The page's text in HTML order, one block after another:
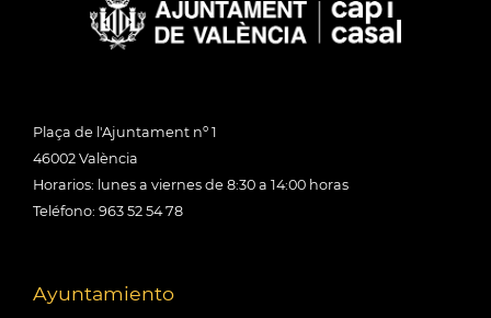
Plaça de l'Ajuntament nº 1
46002 València
Horarios: lunes a viernes de 8:30 a 14:00 horas
Teléfono: 963 52 54 78
Ayuntamiento